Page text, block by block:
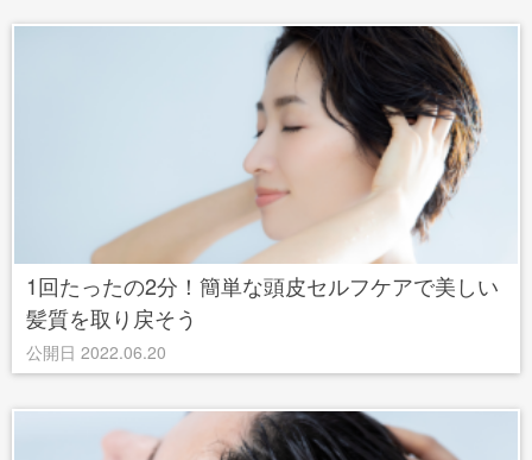
1回たったの2分！簡単な頭皮セルフケアで美しい
髪質を取り戻そう
公開日 2022.06.20